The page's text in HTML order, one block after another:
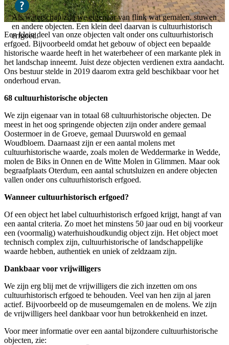
Als waterschap zijn we eigenaar van flink wat gemalen, stuwen
en andere objecten. Een klein deel daarvan is cultuurhistorisch
erfgoed.
Een klein deel van onze objecten valt onder ons cultuurhistorisch
erfgoed. Bijvoorbeeld omdat het gebouw of object een bepaalde
historische waarde heeft in het waterbeheer of een markante plek in
het landschap inneemt. Juist deze objecten verdienen extra aandacht.
Ons bestuur stelde in 2019 daarom extra geld beschikbaar voor het
onderhoud ervan.
68 cultuurhistorische objecten
We zijn eigenaar van in totaal 68 cultuurhistorische objecten. De
meest in het oog springende objecten zijn onder andere gemaal
Oostermoer in de Groeve, gemaal Duurswold en gemaal
Woudbloem. Daarnaast zijn er een aantal molens met
cultuurhistorische waarde, zoals molen de Weddermarke in Wedde,
molen de Biks in Onnen en de Witte Molen in Glimmen. Maar ook
begraafplaats Oterdum, een aantal schutsluizen en andere objecten
vallen onder ons cultuurhistorisch erfgoed.
Wanneer cultuurhistorisch erfgoed?
Of een object het label cultuurhistorisch erfgoed krijgt, hangt af van
een aantal criteria. Zo moet het minstens 50 jaar oud en bij voorkeur
een (voormalig) waterhuishoudkundig object zijn. Het object moet
technisch complex zijn, cultuurhistorische of landschappelijke
waarde hebben, authentiek en uniek of zeldzaam zijn.
Dankbaar voor vrijwilligers
We zijn erg blij met de vrijwilligers die zich inzetten om ons
cultuurhistorisch erfgoed te behouden. Veel van hen zijn al jaren
actief. Bijvoorbeeld op de museumgemalen en de molens. We zijn
de vrijwilligers heel dankbaar voor hun betrokkenheid en inzet.
Voor meer informatie over een aantal bijzondere cultuurhistorische
objecten, zie: